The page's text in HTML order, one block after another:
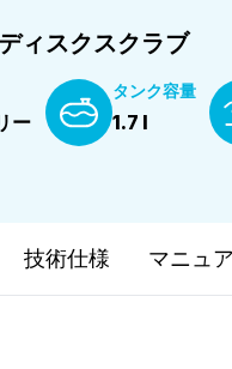
ィスクスクラブ
ー
タンク容量
1.7 l
技術仕様 マニュ